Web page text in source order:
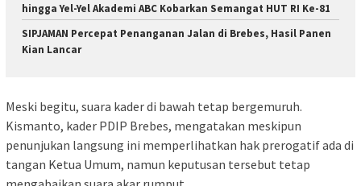
hingga Yel-Yel Akademi ABC Kobarkan Semangat HUT RI Ke-81
SIPJAMAN Percepat Penanganan Jalan di Brebes, Hasil Panen
Kian Lancar
Meski begitu, suara kader di bawah tetap bergemuruh.
Kismanto, kader PDIP Brebes, mengatakan meskipun
penunjukan langsung ini memperlihatkan hak prerogatif ada di
tangan Ketua Umum, namun keputusan tersebut tetap